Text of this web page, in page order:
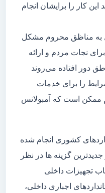
این کار را برایشان انجام
به مناظق محروم مشکل
نجات مردم و ارائه
دور افتاده می‌روند
را برای خدمات
ممکن است که آمبولانس
کشوری انجام شده
گزینه ها در نظر
تجهیزات داخلی
اجباری داخلی،